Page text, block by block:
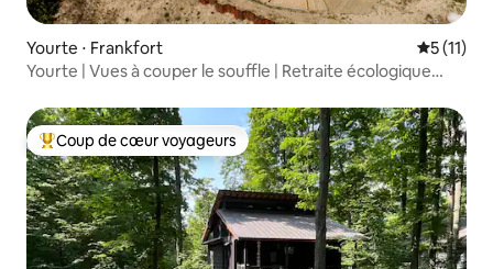
Yourte ⋅ Frankfort
5 (11)
Yourte | Vues à couper le souffle | Retraite écologique
Coups de cœur voyageurs les plus appréciés
Coup de cœur voyageurs